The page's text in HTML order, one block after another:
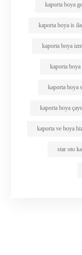
kaporta boya
kaporta boya is
kaporta boya
kaporta boya
kaporta boya
kaporta boya
kaporta ve boya
star oto